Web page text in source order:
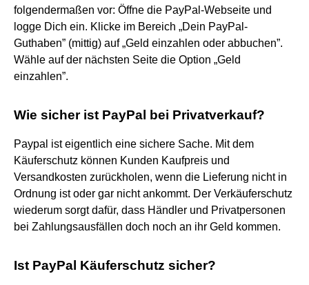
folgendermaßen vor: Öffne die PayPal-Webseite und
logge Dich ein. Klicke im Bereich „Dein PayPal-
Guthaben” (mittig) auf „Geld einzahlen oder abbuchen”.
Wähle auf der nächsten Seite die Option „Geld
einzahlen”.
Wie sicher ist PayPal bei Privatverkauf?
Paypal ist eigentlich eine sichere Sache. Mit dem
Käuferschutz können Kunden Kaufpreis und
Versandkosten zurückholen, wenn die Lieferung nicht in
Ordnung ist oder gar nicht ankommt. Der Verkäuferschutz
wiederum sorgt dafür, dass Händler und Privatpersonen
bei Zahlungsausfällen doch noch an ihr Geld kommen.
Ist PayPal Käuferschutz sicher?